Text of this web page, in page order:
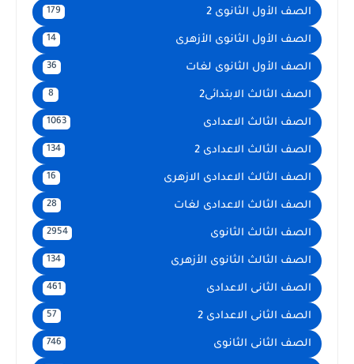
الصف الأول الثانوى 2 179
الصف الأول الثانوى الأزهرى 14
الصف الأول الثانوى لغات 36
الصف الثالث الابتدائى2 8
الصف الثالث الاعدادى 1063
الصف الثالث الاعدادى 2 134
الصف الثالث الاعدادى الازهرى 16
الصف الثالث الاعدادى لغات 28
الصف الثالث الثانوى 2954
الصف الثالث الثانوى الأزهرى 134
الصف الثانى الاعدادى 461
الصف الثانى الاعدادى 2 57
الصف الثانى الثانوى 746